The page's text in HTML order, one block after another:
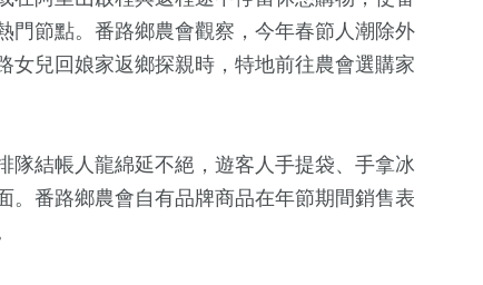
門節點。番路鄉農會觀察，今年春節人潮除外
女兒回娘家返鄉探親時，特地前往農會選購家
隊結帳人龍綿延不絕，遊客人手提袋、手拿冰
。番路鄉農會自有品牌商品在年節期間銷售表
271+ 608+
兩岸道教文化交